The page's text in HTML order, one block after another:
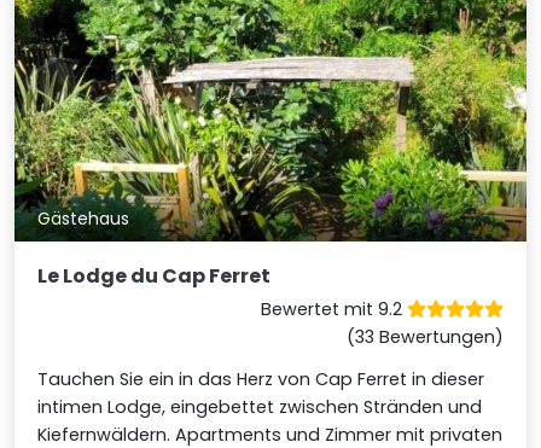
Gästehaus
Le Lodge du Cap Ferret
Bewertet mit 9.2
(33 Bewertungen)
Tauchen Sie ein in das Herz von Cap Ferret in dieser
intimen Lodge, eingebettet zwischen Stränden und
Kiefernwäldern. Apartments und Zimmer mit privaten